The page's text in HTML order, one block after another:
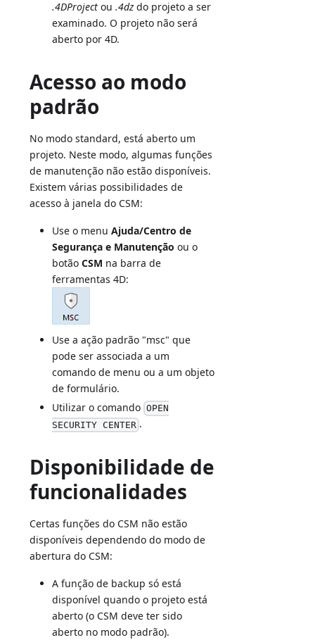
.4DProject ou.4dz do projeto a ser
examinado. O projeto não será
aberto por 4D.
Acesso ao modo
padrão
No modo standard, está aberto um
projeto. Neste modo, algumas funções
de manutenção não estão disponíveis.
Existem várias possibilidades de
acesso à janela do CSM:
Use o menuAjuda/Centro de
Segurança e Manutenção ou o
botãoCSM na barra de
ferramentas 4D:
Use a ação padrão "msc" que
pode ser associada a um
comando de menu ou a um objeto
de formulário.
Utilizar o comando OPEN
SECURITY CENTER .
Disponibilidade de
funcionalidades
Certas funções do CSM não estão
disponíveis dependendo do modo de
abertura do CSM:
A função de backup só está
disponível quando o projeto está
aberto (o CSM deve ter sido
aberto no modo padrão).